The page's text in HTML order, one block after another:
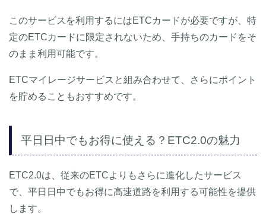
このサービスを利用するにはETCカードが必要ですが、特
定のETCカードに限定されないため、手持ちのカードをそ
のまま利用可能です。
ETCマイレージサービスと組み合わせて、さらにポイント
を貯めることもおすすめです。
平日日中でもお得に使える？ETC2.0の魅力
ETC2.0は、従来のETCよりもさらに進化したサービス
で、平日日中でもお得に高速道路を利用する可能性を提供
します。